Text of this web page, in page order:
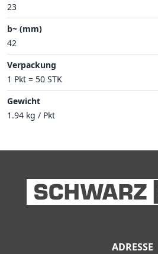
23
b~ (mm)
42
Verpackung
1 Pkt = 50 STK
Gewicht
1.94 kg / Pkt
ADRESSE